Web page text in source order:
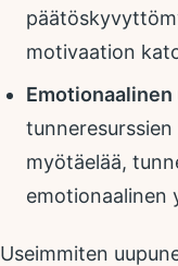
motivaation
Emotionaalinen
myötäelää,
emotionaalinen
Useimmiten